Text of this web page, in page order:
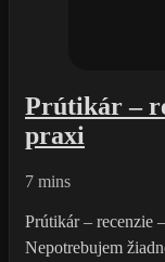
Prútikár –
praxi
7 mins
Prútikár – recenzie
Nepotrebujem